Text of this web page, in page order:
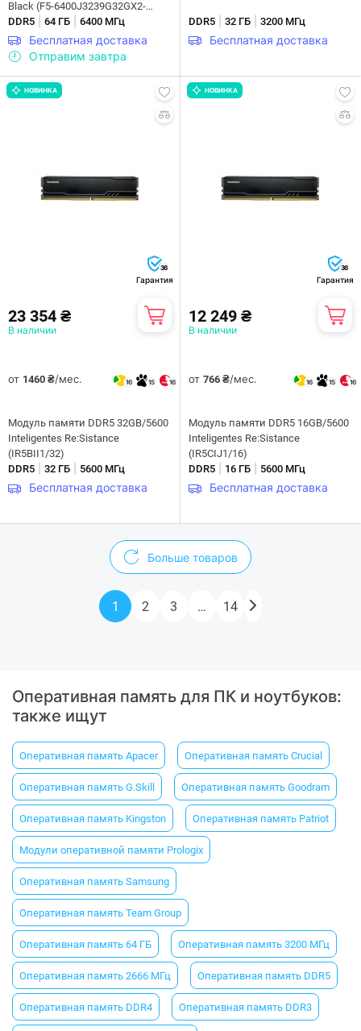
Black (F5-6400J3239G32GX2-
RS5K)
DDR5 64 ГБ 6400 МГц
Бесплатная доставка
Отправим завтра
DDR5 32 ГБ 3200 МГц
Бесплатная доставка
НОВИНКА
36
Гарантия
23 354 ₴
В наличии
от 1460 ₴/мес. 16 15 16
Модуль памяти DDR5 32GB/5600
Inteligentes Re:Sistance
(IR5BII1/32)
DDR5
32 ГБ 5600 МГц
Бесплатная доставка
НОВИНКА
36
Гарантия
12 249 ₴
В наличии
от 766 ₴/мес. 16 15 16
Модуль памяти DDR5 16GB/5600
Inteligentes Re:Sistance
(IR5CIJ1/16)
DDR5
16 ГБ 5600 МГц
Бесплатная доставка
Больше товаров
1 2 3 … 14
Оперативная память для ПК и ноутбуков:
также ищут
Оперативная память Apacer Оперативная память Crucial
Оперативная память G.Skill Оперативная память Goodram
Оперативная память Kingston Оперативная память Patriot
Модули оперативной памяти Prologix
Оперативная память Samsung
Оперативная память Team Group
Оперативная память 64 ГБ Оперативная память 3200 МГц
Оперативная память 2666 МГц Оперативная память DDR5
Оперативная память DDR4 Оперативная память DDR3